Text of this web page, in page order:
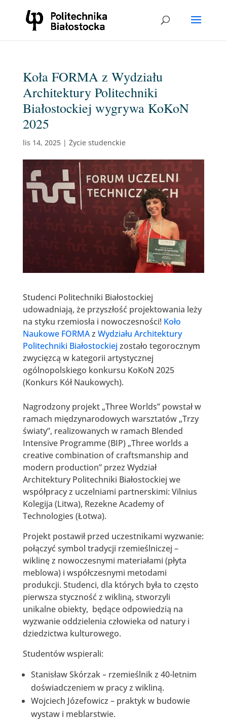
Koła FORMA z Wydziału
Architektury Politechniki
Białostockiej wygrywa KoKoN
2025
lis 14, 2025| Życie studenckie
Studenci Politechniki Białostockiej
udowadniają, że przyszłość projektowania leży
na styku rzemiosła i nowoczesności! Koło
Naukowe FORMAz Wydziału Architektury
Politechniki Białostockiej zostało tegorocznym
zwycięzcą w kategorii artystycznej
ogólnopolskiego konkursu KoKoN 2025
(Konkurs Kół Naukowych).
Nagrodzony projekt „Three Worlds” powstał w
ramach międzynarodowych warsztatów „Trzy
światy”, realizowanych w ramach Blended
Intensive Programme (BIP) „Three worlds a
creative combination of craftsmanship and
modern production” przez Wydział
Architektury Politechniki Białostockiej we
współpracy z uczelniami partnerskimi: Vilnius
Kolegija (Litwa), Rezekne Academy of
Technologies (Łotwa).
Projekt postawił przed uczestnikami wyzwanie:
połączyć symbol tradycji rzemieślniczej –
wiklinę z nowoczesnymi materiałami (płyta
meblowa) i współczesnymi metodami
produkcji. Studenci, dla których była to często
pierwsza styczność z wikliną, stworzyli
unikalne obiekty, będące odpowiedzią na
wyzwanie oddzielenia człowieka od natury i
dziedzictwa kulturowego.
Studentów wspierali:
Stanisław Skórzak – rzemieślnik z 40-letnim
doświadczeniem w pracy z wikliną.
Wojciech Józefowicz – praktyk w budowie
wystaw i meblarstwie.